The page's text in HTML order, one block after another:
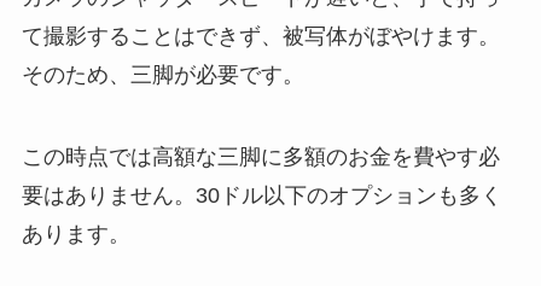
て撮影することはできず、被写体がぼやけます。
そのため、三脚が必要です。
この時点では高額な三脚に多額のお金を費やす必
要はありません。30ドル以下のオプションも多く
あります。